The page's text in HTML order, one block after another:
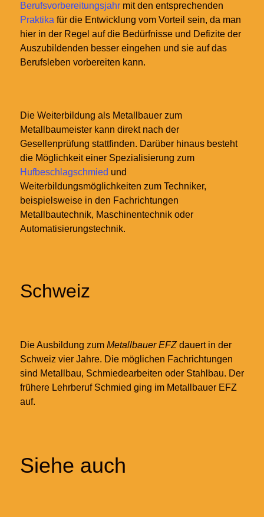
Berufsvorbereitungsjahr mit den entsprechenden
Praktika für die Entwicklung vom Vorteil sein, da man
hier in der Regel auf die Bedürfnisse und Defizite der
Auszubildenden besser eingehen und sie auf das
Berufsleben vorbereiten kann.
Die Weiterbildung als Metallbauer zum
Metallbaumeister kann direkt nach der
Gesellenprüfung stattfinden. Darüber hinaus besteht
die Möglichkeit einer Spezialisierung zum
Hufbeschlagschmied und
Weiterbildungsmöglichkeiten zum Techniker,
beispielsweise in den Fachrichtungen
Metallbautechnik, Maschinentechnik oder
Automatisierungstechnik.
Schweiz
Die Ausbildung zum Metallbauer EFZdauert in der
Schweiz vier Jahre. Die möglichen Fachrichtungen
sind Metallbau, Schmiedearbeiten oder Stahlbau. Der
frühere Lehrberuf Schmied ging im Metallbauer EFZ
auf.
Siehe auch